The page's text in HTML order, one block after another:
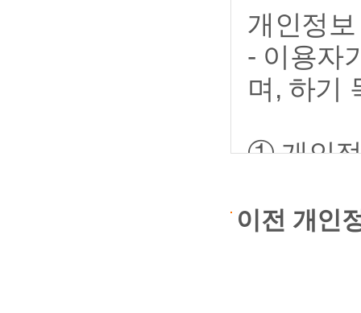
용하는
등 기본
제2조 (
① 본 약
에 동의
니다.
개인정
- 이용자
며, 하기
① 개인정
-휴대폰
이전 개인